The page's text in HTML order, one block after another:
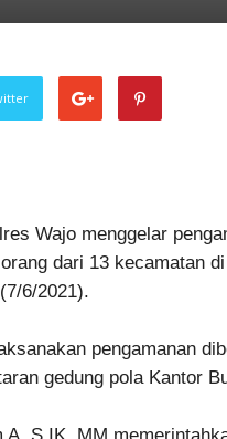
Wajo menggelar
dari 13 kecamatan
6/2021).
pengamanan
gedung pola Kantor